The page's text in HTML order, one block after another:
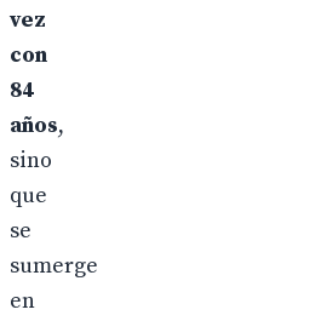
vez
con
84
años,
sino
que
se
sumerge
en